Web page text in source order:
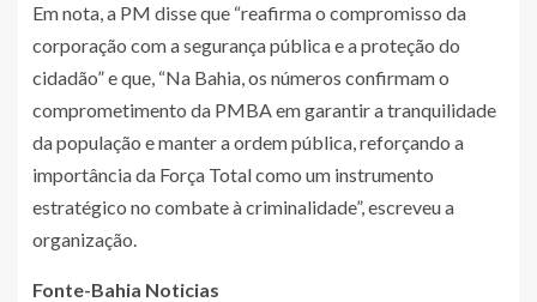
Em nota, a PM disse que “reafirma o compromisso da
corporação com a segurança pública e a proteção do
cidadão” e que, “Na Bahia, os números confirmam o
comprometimento da PMBA em garantir a tranquilidade
da população e manter a ordem pública, reforçando a
importância da Força Total como um instrumento
estratégico no combate à criminalidade”, escreveu a
organização.
Fonte-Bahia Noticias